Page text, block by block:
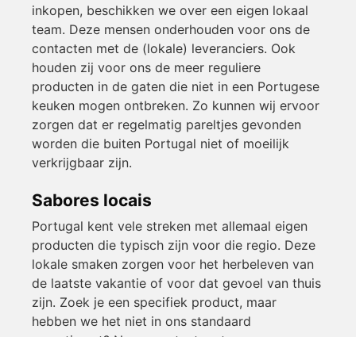
inkopen, beschikken we over een eigen lokaal
team. Deze mensen onderhouden voor ons de
contacten met de (lokale) leveranciers. Ook
houden zij voor ons de meer reguliere
producten in de gaten die niet in een Portugese
keuken mogen ontbreken. Zo kunnen wij ervoor
zorgen dat er regelmatig pareltjes gevonden
worden die buiten Portugal niet of moeilijk
verkrijgbaar zijn.
Sabores locais
Portugal kent vele streken met allemaal eigen
producten die typisch zijn voor die regio. Deze
lokale smaken zorgen voor het herbeleven van
de laatste vakantie of voor dat gevoel van thuis
zijn. Zoek je een specifiek product, maar
hebben we het niet in ons standaard